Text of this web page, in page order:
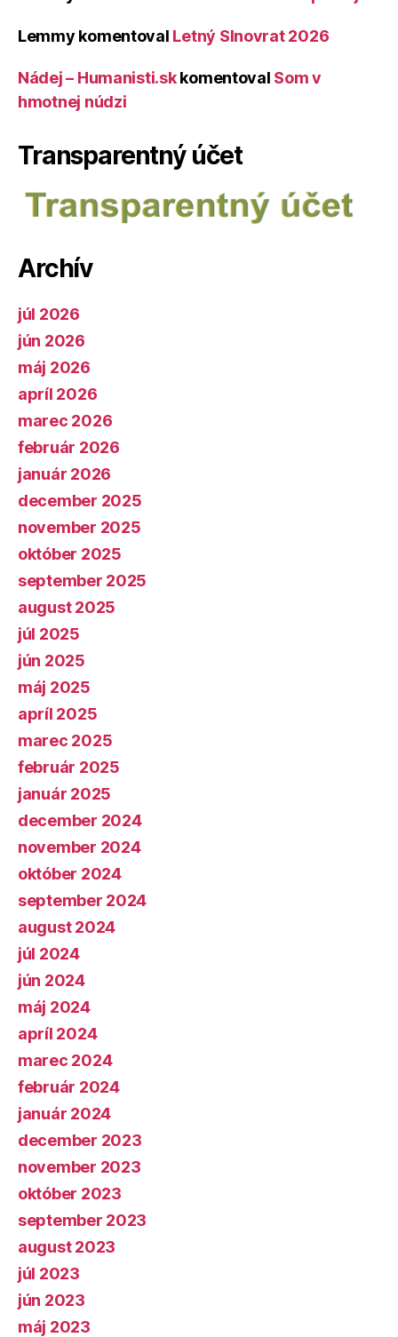
Lemmy komentoval Letný Slnovrat 2026
Nádej – Humanisti.skkomentoval Som v
hmotnej núdzi
Transparentný účet
Archív
júl 2026
jún 2026
máj 2026
apríl 2026
marec 2026
február 2026
január 2026
december 2025
november 2025
október 2025
september 2025
august 2025
júl 2025
jún 2025
máj 2025
apríl 2025
marec 2025
február 2025
január 2025
december 2024
november 2024
október 2024
september 2024
august 2024
júl 2024
jún 2024
máj 2024
apríl 2024
marec 2024
február 2024
január 2024
december 2023
november 2023
október 2023
september 2023
august 2023
júl 2023
jún 2023
máj 2023